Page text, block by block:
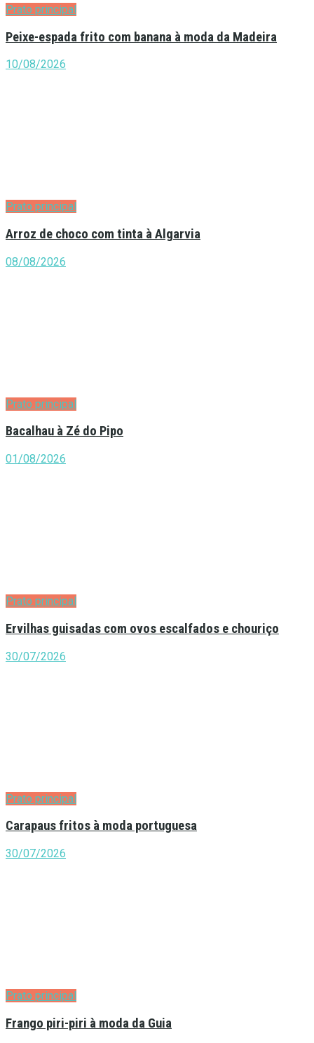
Prato principal
Peixe-espada frito com banana à moda da Madeira
10/08/2026
Prato principal
Arroz de choco com tinta à Algarvia
08/08/2026
Prato principal
Bacalhau à Zé do Pipo
01/08/2026
Prato principal
Ervilhas guisadas com ovos escalfados e chouriço
30/07/2026
Prato principal
Carapaus fritos à moda portuguesa
30/07/2026
Prato principal
Frango piri-piri à moda da Guia